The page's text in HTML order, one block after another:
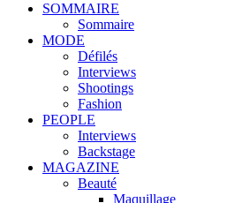
SOMMAIRE
Sommaire
MODE
Défilés
Interviews
Shootings
Fashion
PEOPLE
Interviews
Backstage
MAGAZINE
Beauté
Maquillage